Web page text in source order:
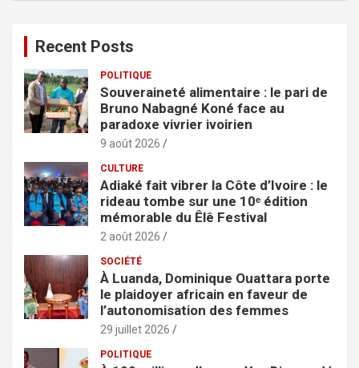
c
h
e
r
Recent Posts
POLITIQUE
Souveraineté alimentaire : le pari de
Bruno Nabagné Koné face au
paradoxe vivrier ivoirien
9 août 2026
CULTURE
Adiaké fait vibrer la Côte d’Ivoire : le
rideau tombe sur une 10ᵉ édition
mémorable du Êlê Festival
2 août 2026
SOCIÉTÉ
À Luanda, Dominique Ouattara porte
le plaidoyer africain en faveur de
l’autonomisation des femmes
29 juillet 2026
POLITIQUE